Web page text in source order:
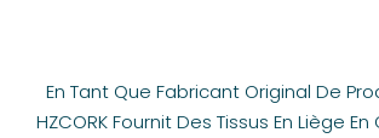
En Tant Que Fabricant Original De
HZCORK Fournit Des Tissus En Liège En